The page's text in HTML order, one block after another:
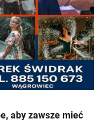
aby zawsze mieć